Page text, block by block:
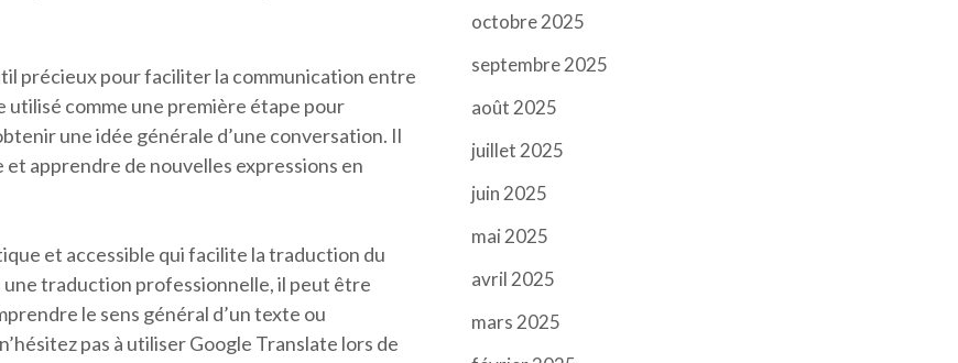
précieux pour faciliter la communication entre
comme une première étape pour
une idée générale d’une conversation. Il
apprendre de nouvelles expressions en
et accessible qui facilite la traduction du
une traduction professionnelle, il peut être
le sens général d’un texte ou
pas à utiliser Google Translate lors de
octobre 2025
septembre 2025
août 2025
juillet 2025
juin 2025
mai 2025
avril 2025
mars 2025